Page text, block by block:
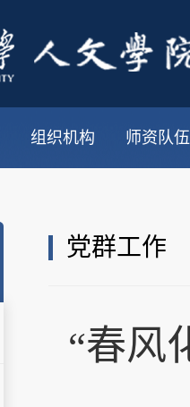
组织机构 师资队伍
党群工作
“春风